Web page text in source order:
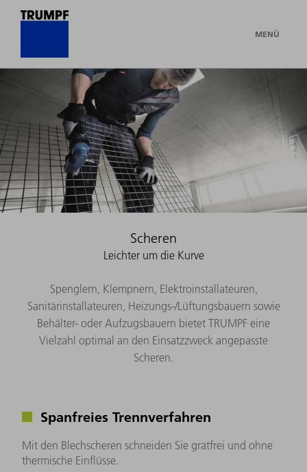
MENÜ
Scheren
Leichter um die Kurve
Spenglern, Klempnern, Elektroinstallateuren,
Sanitärinstallateuren, Heizungs-/Lüftungsbauern sowie
Behälter- oder Aufzugsbauern bietet TRUMPF eine
Vielzahl optimal an den Einsatzzweck angepasste
Scheren.
Spanfreies Trennverfahren
Mit den Blechscheren schneiden Sie gratfrei und ohne
thermische Einflüsse.